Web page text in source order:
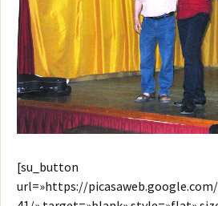
[su_button
url=»https://picasaweb.google.com/